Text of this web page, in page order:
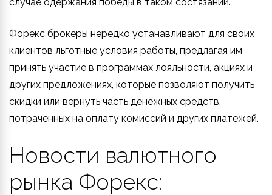
Форекс брокеры нередко устанавливают для своих
клиентов льготные условия работы, предлагая им
принять участие в программах лояльности, акциях и
других предложениях, которые позволяют получить
скидки или вернуть часть денежных средств,
потраченных на оплату комиссий и других платежей.
Новости валютного
рынка Форекс: